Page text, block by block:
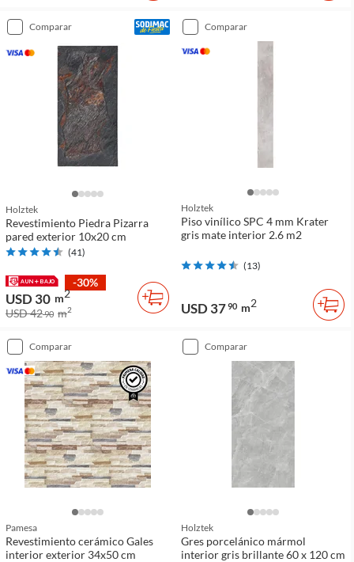
comparar
Holztek
Revestimiento Piedra Pizarra
pared exterior 10x20 cm
(41)
-30%
USD 30 m2
USD 4290 m2
comparar
Holztek
Piso vinílico SPC 4 mm Krater
gris mate interior 2.6 m2
(13)
USD 3790 m2
comparar
Pamesa
Revestimiento cerámico Gales
interior exterior 34x50 cm
comparar
Holztek
Gres porcelánico mármol
interior gris brillante 60 x 120 cm